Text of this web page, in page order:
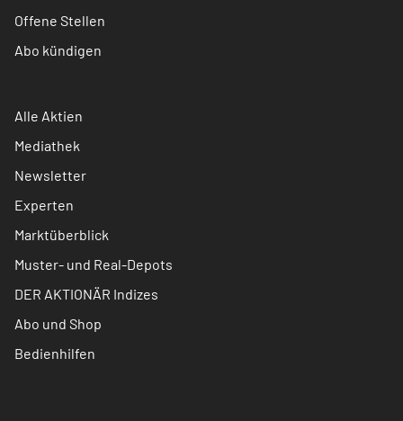
Offene Stellen
Abo kündigen
Alle Aktien
Mediathek
Newsletter
Experten
Marktüberblick
Muster- und Real-Depots
DER AKTIONÄR Indizes
Abo und Shop
Bedienhilfen